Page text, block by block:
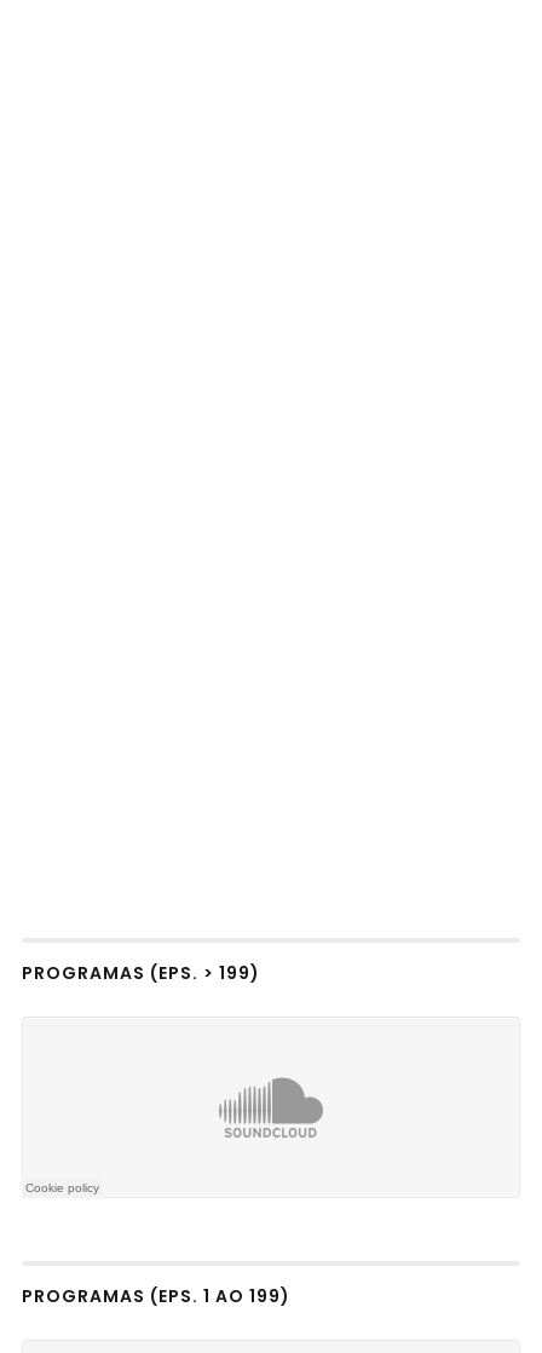
PROGRAMAS (EPS. > 199)
PROGRAMAS (EPS. 1 AO 199)